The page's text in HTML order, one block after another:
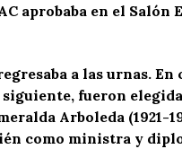
aprobaba en el
a las urnas.
fueron
Arboleda
como ministra y